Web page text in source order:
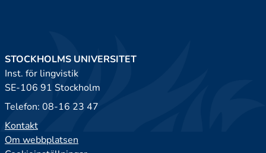
STOCKHOLMS UNIVERSITET
Inst. för lingvistik
SE-106 91 Stockholm
Telefon: 08-16 23 47
Kontakt
Om webbplatsen